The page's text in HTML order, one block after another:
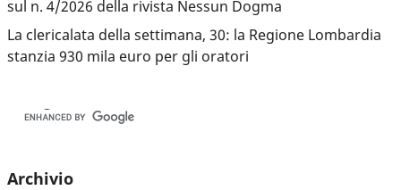
sul n. 4/2026 della rivista Nessun Dogma
La clericalata della settimana, 30: la Regione Lombardia
stanzia 930 mila euro per gli oratori
Archivio